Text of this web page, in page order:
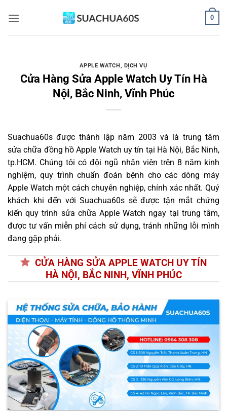
qua
0
APPLE WATCH, DỊCH VỤ
Cửa Hàng Sửa Apple Watch Uy Tín Hà
Nội, Bắc Ninh, Vĩnh Phúc
Suachua60s được thành lập năm 2003 và là trung tâm
sửa chữa đồng hồ Apple Watch uy tín tại Hà Nội, Bắc Ninh,
tp.HCM. Chúng tôi có đội ngũ nhân viên trên 8 năm kinh
nghiệm, quy trình chuẩn đoán bệnh cho các dòng máy
Apple Watch một cách chuyên nghiệp, chính xác nhất. Quý
khách khi đến với Suachua60s sẽ được tận mắt chứng
kiến quy trình sửa chữa Apple Watch ngay tại trung tâm,
được tư vấn miễn phí cách sử dụng, tránh những lỗi mình
đang gặp phải.
CỬA HÀNG SỬA APPLE WATCH UY TÍN
HÀ NỘI, BẮC NINH, VĨNH PHÚC